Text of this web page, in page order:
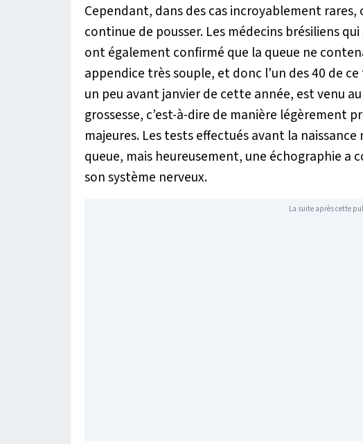
Cependant, dans des cas incroyablement
continue de pousser. Les médecins brésiliens
ont également confirmé que la queue ne
appendice très souple, et donc l'un des 40 de
un peu avant janvier de cette année, est venu
grossesse, c’est-à-dire de manière légèrement
majeures. Les tests effectués avant la
queue, mais heureusement, une échographie
son système nerveux.
La suite après cette